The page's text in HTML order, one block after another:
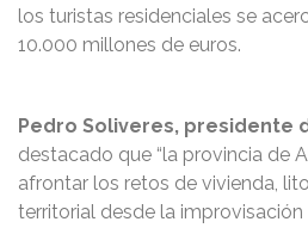
los turistas residenciales se
10.000 millones de euros.
Pedro Soliveres, presidente
destacado que “la provincia de
afrontar los retos de vivienda,
territorial desde la improvisación